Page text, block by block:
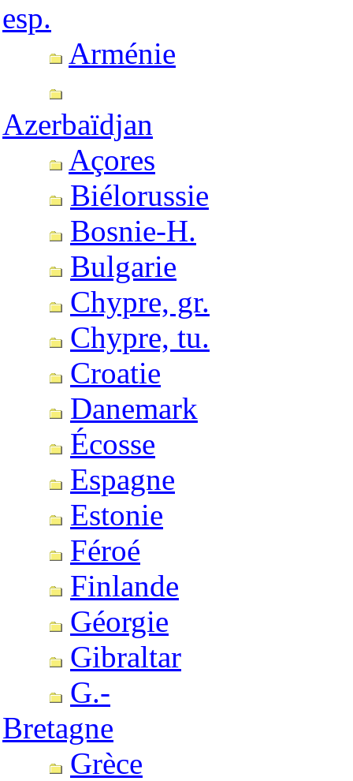
esp.
Arménie
Azerbaïdjan
Açores
Biélorussie
Bosnie-H.
Bulgarie
Chypre, gr.
Chypre, tu.
Croatie
Danemark
Écosse
Espagne
Estonie
Féroé
Finlande
Géorgie
Gibraltar
G.-
Bretagne
Grèce